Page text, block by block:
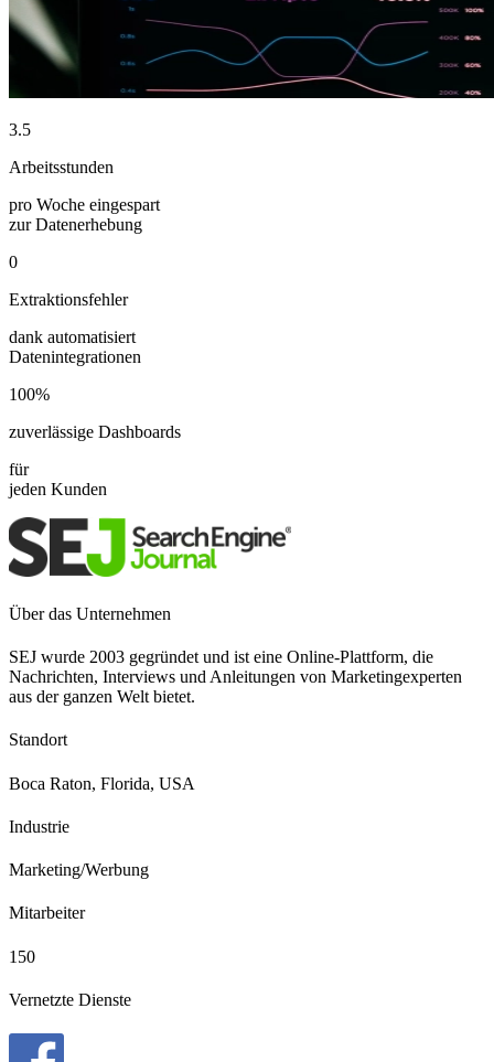
3.5
Arbeitsstunden
pro Woche eingespart
zur Datenerhebung
0
Extraktionsfehler
dank automatisiert
Datenintegrationen
100%
zuverlässige Dashboards
für
jeden Kunden
Über das Unternehmen
SEJ wurde 2003 gegründet und ist eine Online-Plattform, die
Nachrichten, Interviews und Anleitungen von Marketingexperten
aus der ganzen Welt bietet.
Standort
Boca Raton, Florida, USA
Industrie
Marketing/Werbung
Mitarbeiter
150
Vernetzte Dienste